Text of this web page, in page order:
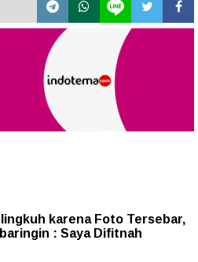
karena Foto Tersebar,
: Saya Difitnah